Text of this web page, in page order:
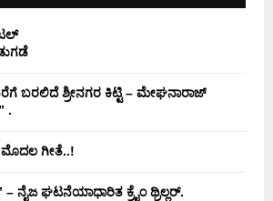
ಬರಲಿದೆ ಶ್ರೀನಗರ ಕಿಟ್ಟಿ – ಮೇಘನಾರಾಜ್
.
ಮೊದಲ‌ ಗೀತೆ..!
ನೈಜ ಘಟನೆಯಾಧಾರಿತ ಕ್ರೈಂ ಥ್ರಿಲ್ಲರ್.